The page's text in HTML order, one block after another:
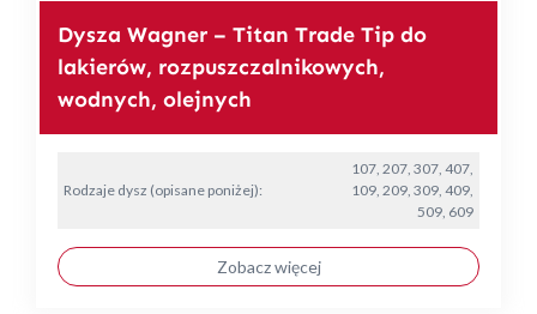
Dysza Wagner – Titan Trade Tip do
lakierów, rozpuszczalnikowych,
wodnych, olejnych
Rodzaje dysz (opisane poniżej):
107, 207, 307, 407,
109, 209, 309, 409,
509, 609
Zobacz więcej